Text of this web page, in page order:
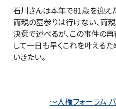
石川さんは本年で81歳を迎え
両親の墓参りは行けない、両
決意で述べるが、この事件の
して一日も早くこれを叶える
いきたい。
～人権フォーラム